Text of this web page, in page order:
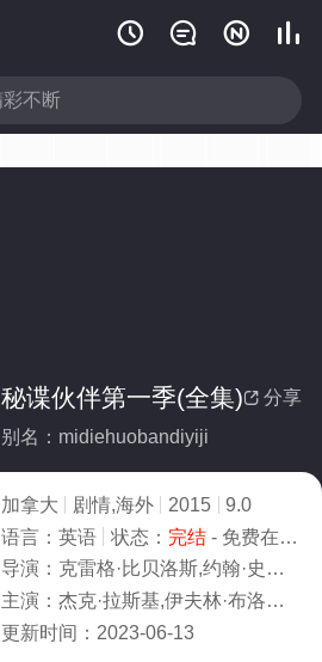
   
 分享
秘谍伙伴第一季(全集)
别名：midiehuobandiyiji
加拿大 剧情,海外 2015
9.0
语言： 英语 状态： 完结- 免费在线观看
导演： 克雷格·比贝洛斯,约翰·史翠兰
主演： 杰克·拉斯基,伊夫林·布洛初,沃伦·布朗,卡伦·普莱西,休·狄伦,达斯汀·米利甘,托本·利布雷希特,丽丽·博尔丹,Philip,Bulcock
更新时间： 2023-06-13